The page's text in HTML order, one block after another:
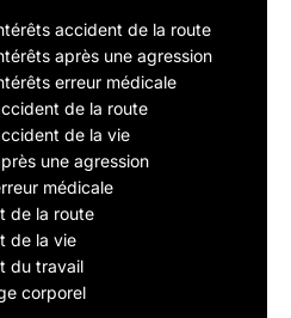
accident de la route
après une agression
erreur médicale
de la route
de la vie
une agression
médicale
de la route
de la vie
du travail
corporel